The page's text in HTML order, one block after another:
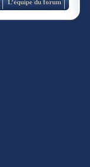
L’équipe du forum